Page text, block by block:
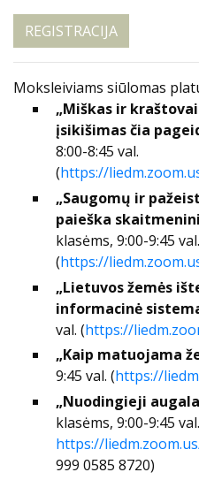
REGISTRACIJA
Moksleiviams siūlomas
„Miškas ir
įsikišimas čia
8:00-8:45 val.
(https://
„Saugomų ir
paieška
klasėms, 9:00-9:45 val.
(https://
„Lietuvos žemės
informacinė
val. (https://
„Kaip matuojama
9:45 val. (https://
„Nuodingieji
klasėms, 9:00-9:45 val.
https://
999 0585 8720)